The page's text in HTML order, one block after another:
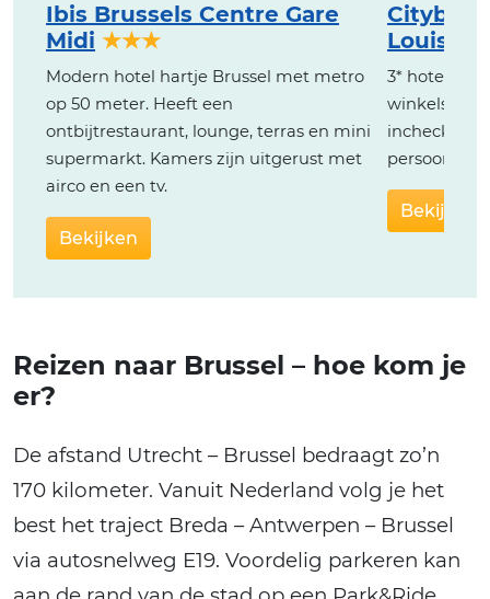
Ibis Brussels Centre Gare
Midi ★★★
Modern hotel hartje Brussel met metro
op 50 meter. Heeft een
ontbijtrestaurant, lounge, terras en mini
supermarkt. Kamers zijn uitgerust met
airco en een tv.
Bekijken
Citybox
Louise
3* hotel op
winkels en
inchecken,
persoon)
Bekijken
Reizen naar Brussel – hoe kom je
er?
De afstand Utrecht – Brussel bedraagt zo’n
170 kilometer. Vanuit Nederland volg je het
best het traject Breda – Antwerpen – Brussel
via autosnelweg E19. Voordelig parkeren kan